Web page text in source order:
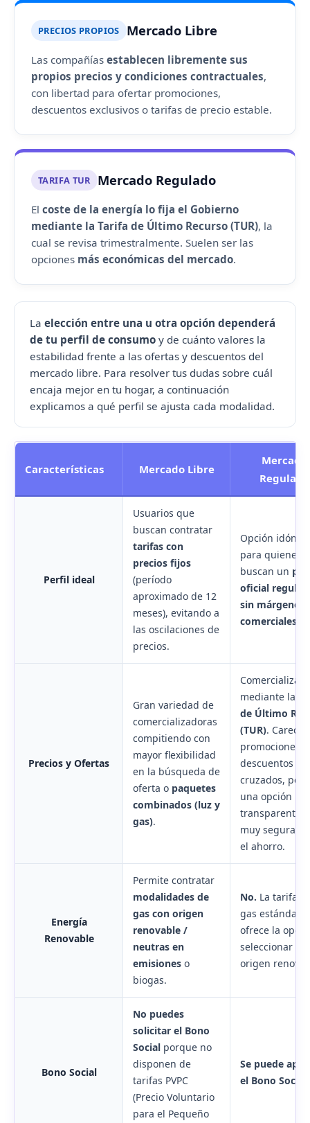
PRECIOS PROPIOS Mercado Libre
Las compañías establecen libremente sus
propios precios y condiciones contractuales,
con libertad para ofertar promociones,
descuentos exclusivos o tarifas de precio estable.
TARIFA TUR Mercado Regulado
El coste de la energía lo fija el Gobierno
mediante la Tarifa de Último Recurso (TUR), la
cual se revisa trimestralmente. Suelen ser las
opciones más económicas del mercado.
La elección entre una u otra opción dependerá
de tu perfil de consumo y de cuánto valores la
estabilidad frente a las ofertas y descuentos del
mercado libre. Para resolver tus dudas sobre cuál
encaja mejor en tu hogar, a continuación
explicamos a qué perfil se ajusta cada modalidad.
Características Mercado Libre
Mercado
Regulado
Perfil ideal
Usuarios que
buscan contratar
tarifas con
precios fijos
(período
aproximado de 12
meses), evitando a
las oscilaciones de
precios.
Opción idónea
para quienes
buscan un
oficial
sin márgenes
comerciales
Precios y Ofertas
Gran variedad de
comercializadoras
compitiendo con
mayor flexibilidad
en la búsqueda de
oferta o paquetes
combinados (luz y
gas).
Comercializa
mediante la
de Último
(TUR). Carece
promociones o
descuentos
cruzados,
una opción
transparente y
muy segura
el ahorro.
Energía
Renovable
Permite contratar
modalidades de
gas con origen
renovable /
neutras en
emisiones o
biogas.
No. La tarifa
gas estándar,
ofrece la
seleccionar
origen
Bono Social
No puedes
solicitar el Bono
Social porque no
disponen de
tarifas PVPC
(Precio Voluntario
para el Pequeño
Se puede
el Bono Social